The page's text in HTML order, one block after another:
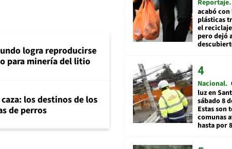
logra reproducirse
para minería del litio
los destinos de los
de perros
Reportaje
acabó con
plásticas
el
pero dejó
Nacional
luz en
sábado 8
Estas son
comunas
hasta por